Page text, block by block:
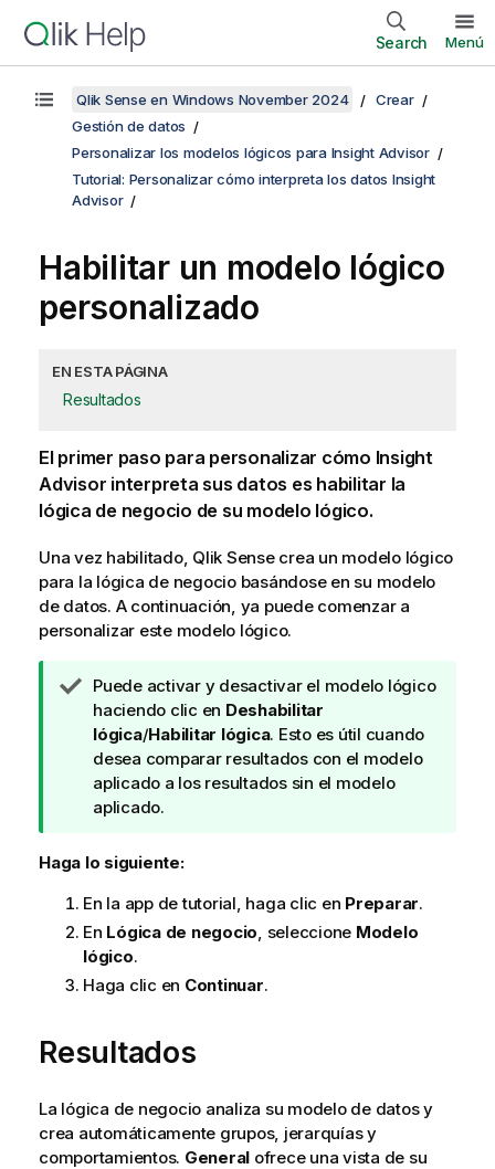
Search Menú
Qlik Sense en Windows November 2024
Crear
Gestión de datos
Personalizar los modelos lógicos para Insight Advisor
Tutorial: Personalizar cómo interpreta los datos Insight
Advisor
Habilitar un modelo lógico
personalizado
EN ESTA PÁGINA
Resultados
El primer paso para personalizar cómo Insight
Advisor interpreta sus datos es habilitar la
lógica de negocio de su modelo lógico.
Una vez habilitado, Qlik Sensecrea un modelo lógico
para la lógica de negocio basándose en su modelo
de datos. A continuación, ya puede comenzar a
personalizar este modelo lógico.
N
o
t
a
d
e
u
e
r
e
n
a
Puede activar y desactivar el modelo lógico
haciendo clic en Deshabilitar
lógica/Habilitar lógica. Esto es útil cuando
desea comparar resultados con el modelo
aplicado a los resultados sin el modelo
aplicado.
Haga lo siguiente:
En la app de tutorial, haga clic en Preparar.
En Lógica de negocio, seleccione Modelo
lógico.
Haga clic en Continuar.
Resultados
La lógica de negocio analiza su modelo de datos y
crea automáticamente grupos, jerarquías y
comportamientos. General ofrece una vista de su